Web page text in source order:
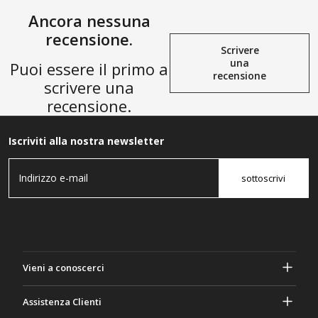
Ancora nessuna
recensione.
Puoi essere il primo a
scrivere una
recensione.
Scrivere
una
recensione
Iscriviti alla nostra newsletter
sottoscrivi
Vieni a conoscerci
Assistenza Clienti